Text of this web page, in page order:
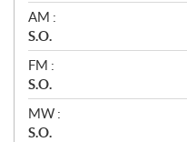
AM :
S.O.
FM :
S.O.
MW :
S.O.